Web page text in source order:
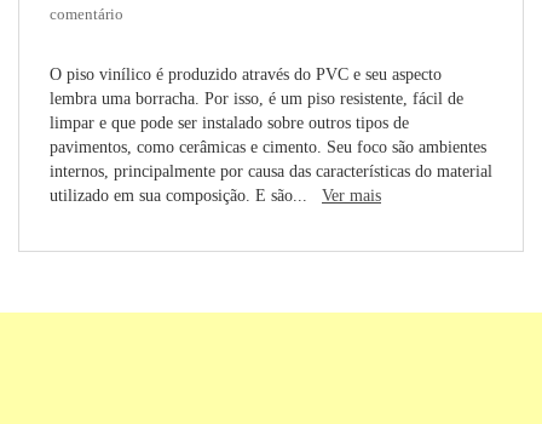
comentário
O piso vinílico é produzido através do PVC e seu aspecto
lembra uma borracha. Por isso, é um piso resistente, fácil de
limpar e que pode ser instalado sobre outros tipos de
pavimentos, como cerâmicas e cimento. Seu foco são ambientes
internos, principalmente por causa das características do material
utilizado em sua composição. E são... Ver mais